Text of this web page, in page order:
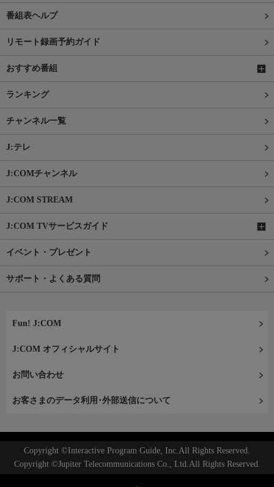
番組表ヘルプ
リモート録画予約ガイド
おすすめ番組
ランキング
チャンネル一覧
J:テレ
J:COMチャンネル
J:COM STREAM
J:COM TVサービスガイド
イベント・プレゼント
サポート・よくある質問
Fun! J:COM
J:COM オフィシャルサイト
お問い合わせ
お客さまのデータ利用･外部送信について
Copyright ©Interactive Program Guide, Inc.All Rights Reserved.
Copyright ©Jupiter Telecommunications Co., Ltd.All Rights Reserved.